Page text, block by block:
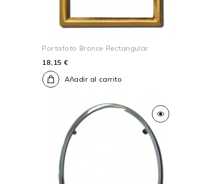
Portafoto Bronce Rectangular
18,15 €
Añadir al carrito